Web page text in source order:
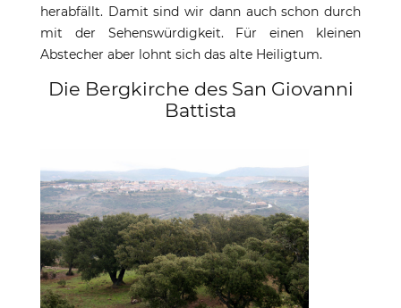
herabfällt. Damit sind wir dann auch schon durch
mit der Sehenswürdigkeit. Für einen kleinen
Abstecher aber lohnt sich das alte Heiligtum.
Die Bergkirche des San Giovanni
Battista